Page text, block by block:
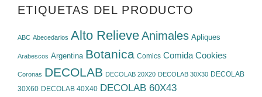
ETIQUETAS DEL PRODUCTO
ABC Abecedarios Alto RelieveAnimales Apliques
Arabescos Argentina Botanica Comics Comida Cookies
Coronas DECOLAB DECOLAB 20X20 DECOLAB 30X30 DECOLAB
30X60 DECOLAB 40X40 DECOLAB 60X43